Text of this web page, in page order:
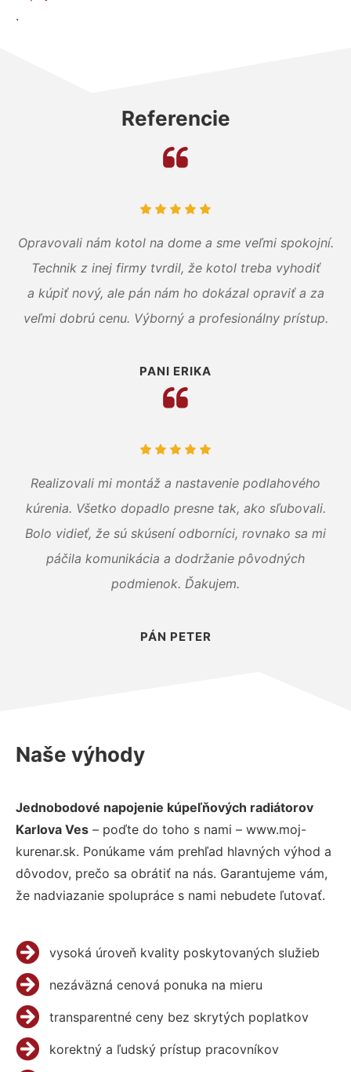
.
Referencie
Opravovali nám kotol na dome a sme veľmi spokojní.
Technik z inej firmy tvrdil, že kotol treba vyhodiť
a kúpiť nový, ale pán nám ho dokázal opraviť a za
veľmi dobrú cenu. Výborný a profesionálny prístup.
PANI ERIKA
Realizovali mi montáž a nastavenie podlahového
kúrenia. Všetko dopadlo presne tak, ako sľubovali.
Bolo vidieť, že sú skúsení odborníci, rovnako sa mi
páčila komunikácia a dodržanie pôvodných
podmienok. Ďakujem.
PÁN PETER
Naše výhody
Jednobodové napojenie kúpeľňových radiátorov
Karlova Ves – poďte do toho s nami – www.moj-
kurenar.sk. Ponúkame vám prehľad hlavných výhod a
dôvodov, prečo sa obrátiť na nás. Garantujeme vám,
že nadviazanie spolupráce s nami nebudete ľutovať.
vysoká úroveň kvality poskytovaných služieb
nezáväzná cenová ponuka na mieru
transparentné ceny bez skrytých poplatkov
korektný a ľudský prístup pracovníkov